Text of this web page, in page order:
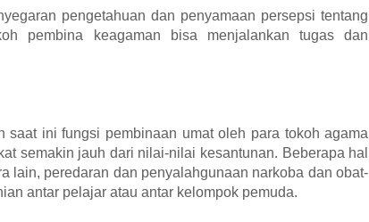
pengetahuan dan penyamaan persepsi tentang
pembina keagaman bisa menjalankan tugas dan
saat ini fungsi pembinaan umat oleh para tokoh agama
semakin jauh dari nilai-nilai kesantunan. Beberapa hal
lain, peredaran dan penyalahgunaan narkoba dan obat-
antar pelajar atau antar kelompok pemuda.